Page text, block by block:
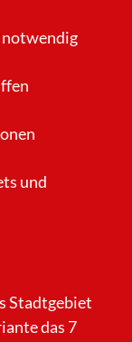
notwendig
und
Stadtgebiet
das 7